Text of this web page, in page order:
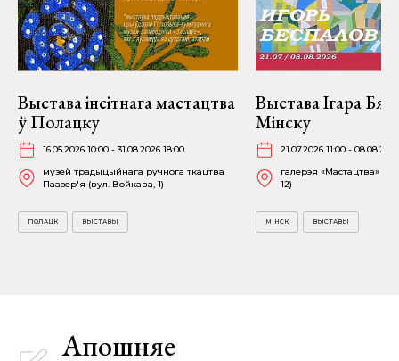
Выстава інсітнага мастацтва
ў Полацку
16.05.2026 10:00 - 31.08.2026 18:00
музей традыцыйнага ручнога ткацтва
Паазер'я (вул. Войкава, 1)
ПОЛАЦК ВЫСТАВЫ
Выстава Ігара
Мінску
21.07.2026 11:00 -
галерэя «Мастацтва»
12)
МІНСК ВЫСТАВЫ
Апошняе